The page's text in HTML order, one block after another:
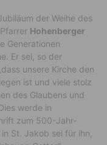
der Weihe des
Hohenberger
Generationen
Er sei, so der
unsere Kirche den
ist und viele stolz
des Glaubens und
werde in
zum 500-Jahr-
St. Jakob sei für ihn,